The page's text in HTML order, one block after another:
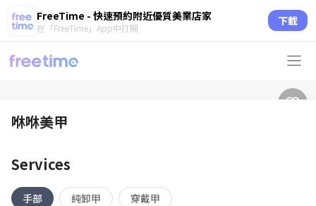
FreeTime - 快速預約附近優質美業店家
在「FreeTime」App中打開 下載
咻咻美甲
Services
手部 純卸甲 穿戴甲